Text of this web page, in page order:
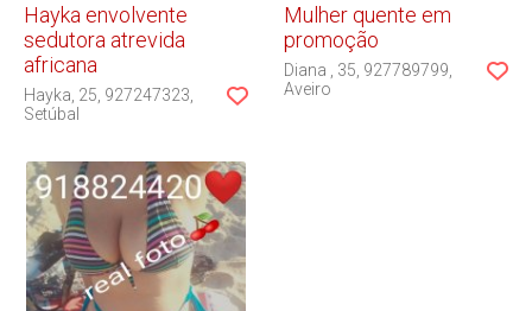
Hayka envolvente
sedutora atrevida
africana
Hayka 25 927247323
Setúbal
Mulher quente em
promoção
Diana 35 927789799
Aveiro